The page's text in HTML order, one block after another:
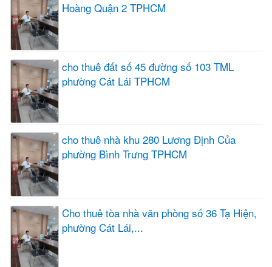
Hoàng Quận 2 TPHCM
cho thuê đất số 45 đường số 103 TML
phường Cát Lái TPHCM
cho thuê nhà khu 280 Lương Định Của
phường Bình Trưng TPHCM
Cho thuê tòa nhà văn phòng số 36 Tạ Hiện,
phường Cát Lái,...